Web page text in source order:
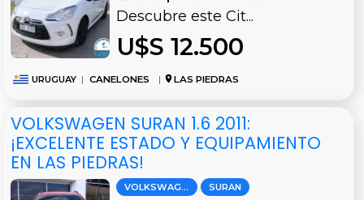
Descubre este Cit...
U$S 12.500
URUGUAY | CANELONES | LAS PIEDRAS
VOLKSWAGEN SURAN 1.6 2011:
¡EXCELENTE ESTADO Y EQUIPAMIENTO
EN LAS PIEDRAS!
VOLKSWAGEN SURAN